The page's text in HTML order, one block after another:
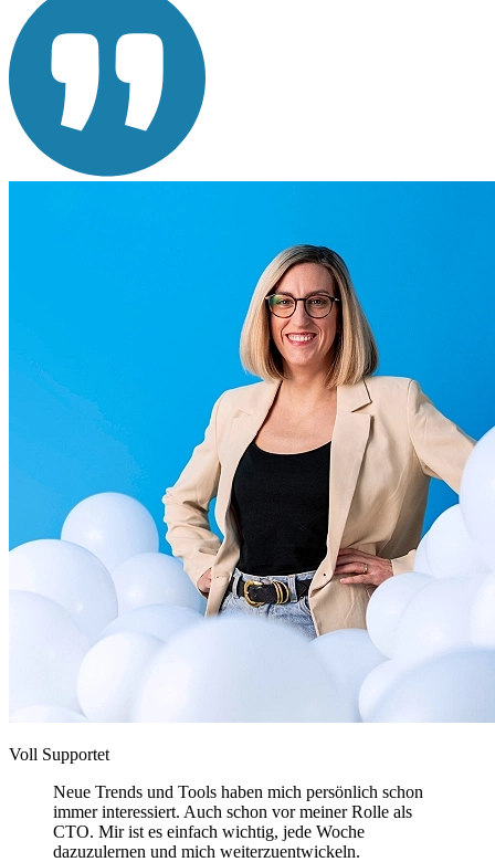
Voll Supportet
Neue Trends und Tools haben mich persönlich schon
immer interessiert. Auch schon vor meiner Rolle als
CTO. Mir ist es einfach wichtig, jede Woche
dazuzulernen und mich weiterzuentwickeln.